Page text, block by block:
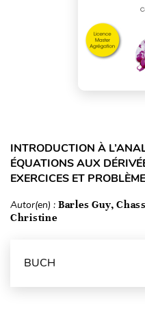
INTRODUCTION À
ÉQUATIONS AUX
EXERCICES ET
Autor(en) : Barles Guy,
Christine
BUCH